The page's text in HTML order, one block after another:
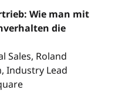
Wie man mit
die
Sales, Roland
Industry Lead